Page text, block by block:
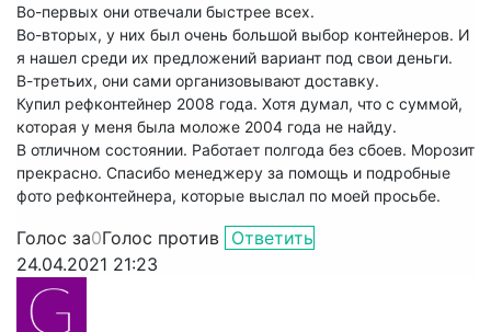
Во-первых они отвечали быстрее всех.
Во-вторых, у них был очень большой выбор контейнеров. И
я нашел среди их предложений вариант под свои деньги.
В-третьих, они сами организовывают доставку.
Купил рефконтейнер 2008 года. Хотя думал, что с суммой,
которая у меня была моложе 2004 года не найду.
В отличном состоянии. Работает полгода без сбоев. Морозит
прекрасно. Спасибо менеджеру за помощь и подробные
фото рефконтейнера, которые выслал по моей просьбе.
Голос за0Голос против Ответить
24.04.2021 21:23